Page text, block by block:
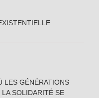
LES GÉNÉRATIONS
SOLIDARITÉ SE